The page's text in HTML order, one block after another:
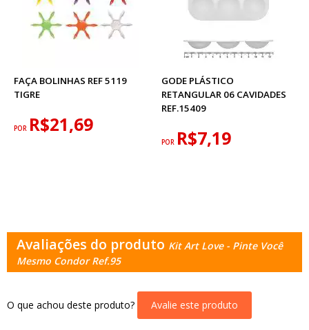
FAÇA BOLINHAS REF 5119
TIGRE
POR R$21,69
GODE PLÁSTICO
RETANGULAR 06 CAVIDADES
REF.15409
POR R$7,19
Avaliações do produto Kit Art Love - Pinte Você
Mesmo Condor Ref.95
O que achou deste produto? Avalie este produto